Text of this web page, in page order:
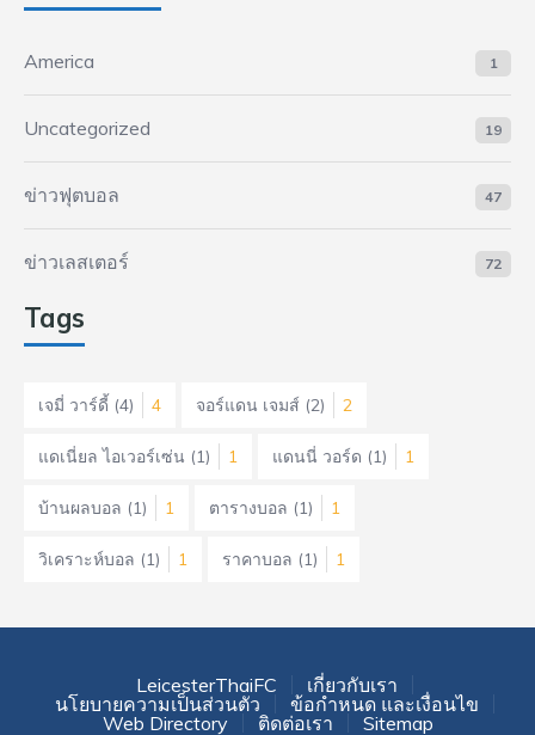
America 1
Uncategorized 19
ข่าวฟุตบอล 47
ข่าวเลสเตอร์ 72
Tags
เจมี่ วาร์ดี้ (4) 4 จอร์แดน เจมส์ (2) 2
แดเนี่ยล ไอเวอร์เซ่น (1) 1 แดนนี่ วอร์ด (1) 1
บ้านผลบอล (1) 1 ตารางบอล (1) 1
วิเคราะห์บอล (1) 1 ราคาบอล (1) 1
LeicesterThaiFC
เกี่ยวกับเรา
นโยบายความเป็นส่วนตัว
ข้อกำหนด และเงื่อนไข
Web Directory
ติดต่อเรา Sitemap